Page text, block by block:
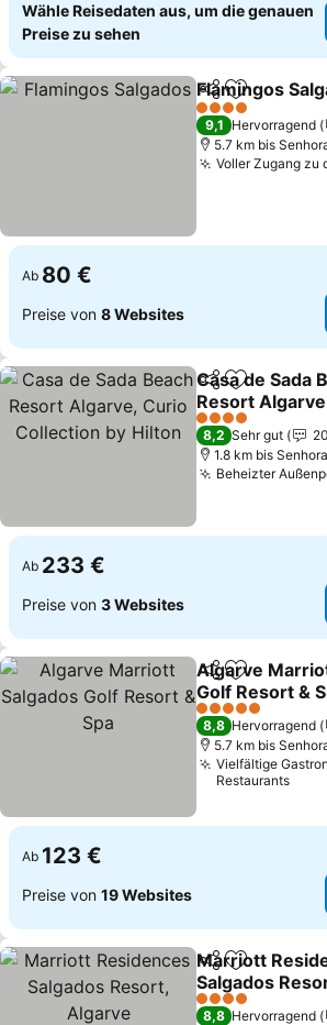
Wähle Reisedaten aus, um die genauen
Preise zu sehen
TeilenZu
Flamingos
4 Sterne
9,1 Hervorragend
5.7 km bis
Voller Zugang zu
Ab 80 €
Preise von 8 Websites
TeilenZu
Casa de Sada
Resort
Collection by
Preise sehen
4 Sterne
8,2 Sehr gut
1.8 km bis
Beheizter
Ab 233 €
Preise von 3 Websites
TeilenZu
Algarve
Golf Resort &
Preise sehen
5 Sterne
8,8 Hervorragend
5.7 km bis
Vielfältige
Restaurants
Ab 123 €
Preise von 19 Websites
TeilenZu
Marriott
Salgados
Preise sehen
4 Sterne
8,8 Hervorragend